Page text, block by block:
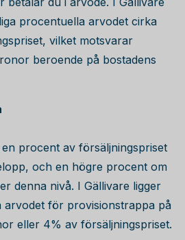
procentuella arvodet cirka
vilket motsvarar
beroende på bostadens
procent av försäljningspriset
och en högre procent om
denna nivå. I Gällivare ligger
arvodet för provisionstrappa på
eller 4% av försäljningspriset.